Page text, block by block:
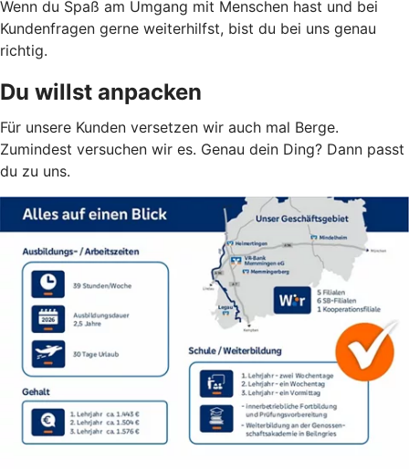
Wenn du Spaß am Umgang mit Menschen hast und bei
Kundenfragen gerne weiterhilfst, bist du bei uns genau
richtig.
Du willst anpacken
Für unsere Kunden versetzen wir auch mal Berge.
Zumindest versuchen wir es. Genau dein Ding? Dann passt
du zu uns.